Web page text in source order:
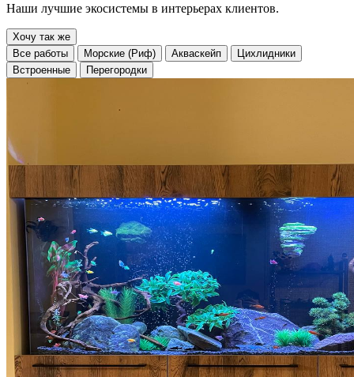
Наши лучшие экосистемы в интерьерах клиентов.
Хочу так же
Все работы
Морские (Риф) Акваскейп
Цихлидники
Встроенные
Перегородки